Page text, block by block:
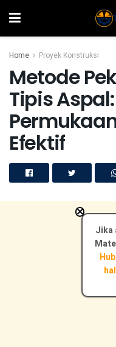
Home Proyek Konstruksi
Metode
Tipis
Efektif
Jika
×